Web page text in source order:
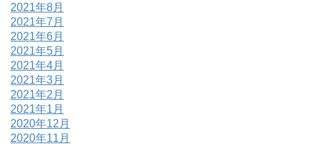
2021年8月
2021年7月
2021年6月
2021年5月
2021年4月
2021年3月
2021年2月
2021年1月
2020年12月
2020年11月